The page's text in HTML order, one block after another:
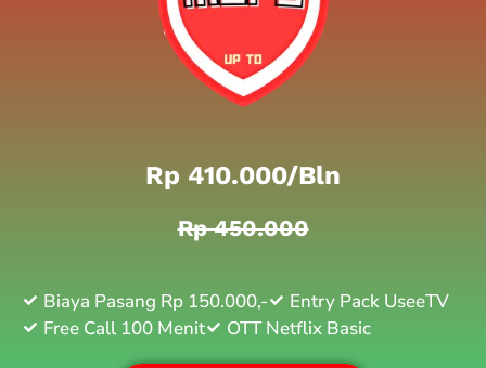
Rp 410.000/bln
Rp 450.000
Biaya Pasang Rp 150.000,-
Entry Pack UseeTV
Free Call 100 Menit
OTT Netflix Basic